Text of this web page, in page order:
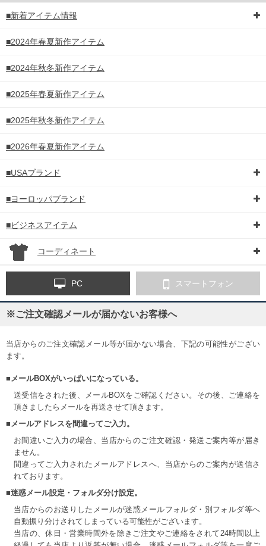
■新着アイテム情報
■2024年春夏新作アイテム
■2024年秋冬新作アイテム
■2025年春夏新作アイテム
■2025年秋冬新作アイテム
■2026年春夏新作アイテム
■USAブランド
■ヨーロッパブランド
■ビジネスアイテム
コーディネート
PC スマートフォン
※ご注文確認メールが届かないお客様へ
当店からのご注文確認メール等が届かない場合、下記の可能性がござい
ます。
■メールBOXがいっぱいになっている。
送受信をされた後、メールBOXをご確認ください。その後、ご連絡を
頂きましたらメールを再送させて頂きます。
■メールアドレスを間違ってご入力。
お間違いご入力の場合、当店からのご注文確認・発送ご案内等が届き
ません。
間違ってご入力されたメールアドレスへ、当店からのご案内が送信さ
れております。
■迷惑メール設定・フォルダ分け設定。
当店からのお送りしたメールが迷惑メールフォルダ・別フォルダ等へ
自動振り分けされてしまっている可能性がございます。
当店の、休日・営業時間外を除きご注文やご連絡をされて24時間以上